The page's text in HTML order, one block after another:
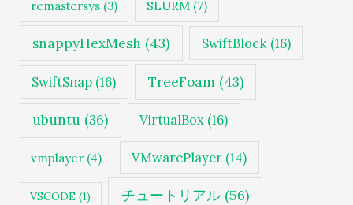
remastersys(3) SLURM (7)
snappyHexMesh (43) SwiftBlock (16)
SwiftSnap (16) TreeFoam(43)
ubuntu (36) VirtualBox (16)
vmplayer (4) VMwarePlayer (14)
VSCODE (1) チュートリアル(56)